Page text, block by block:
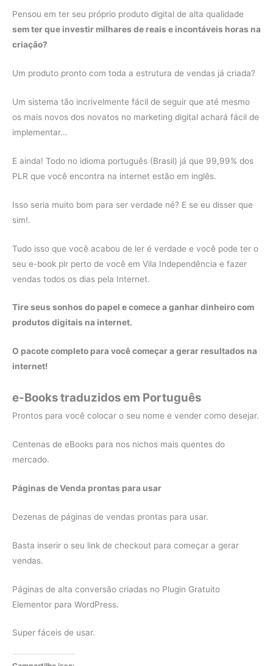
Pensou em ter seu próprio produto digital de alta qualidade
sem ter que investir milhares de reais e incontáveis horas na
criação?
Um produto pronto com toda a estrutura de vendas já criada?
Um sistema tão incrivelmente fácil de seguir que até mesmo
os mais novos dos novatos no marketing digital achará fácil de
implementar…
E ainda! Todo no idioma português (Brasil) já que 99,99% dos
PLR que você encontra na internet estão em inglês.
Isso seria muito bom para ser verdade né? E se eu disser que
sim!.
Tudo isso que você acabou de ler é verdade e você pode ter o
seu e-book plr perto de você em Vila Independência e fazer
vendas todos os dias pela Internet.
Tire seus sonhos do papel e comece a ganhar dinheiro com
produtos digitais na internet.
O pacote completo para você começar a gerar resultados na
internet!
e-Books traduzidos em Português
Prontos para você colocar o seu nome e vender como desejar.
Centenas de eBooks para nos nichos mais quentes do
mercado.
Páginas de Venda prontas para usar
Dezenas de páginas de vendas prontas para usar.
Basta inserir o seu link de checkout para começar a gerar
vendas.
Páginas de alta conversão criadas no Plugin Gratuito
Elementor para WordPress.
Super fáceis de usar.